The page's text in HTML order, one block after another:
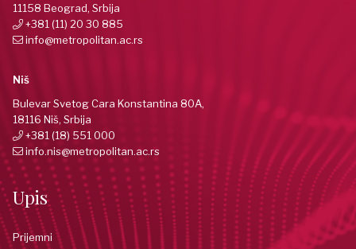
11158 Beograd, Srbija
+381 (11) 20 30 885
info@metropolitan.ac.rs
Niš
Bulevar Svetog Cara Konstantina 80A,
18116 Niš, Srbija
+381 (18) 551 000
info.nis@metropolitan.ac.rs
Upis
Prijemni